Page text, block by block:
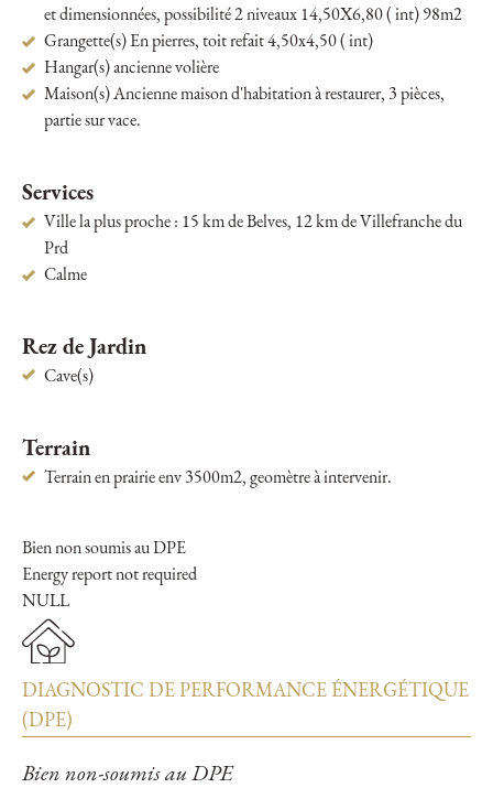
et dimensionnées, possibilité 2 niveaux 14,50X6,80 ( int) 98m2
Grangette(s) En pierres, toit refait 4,50x4,50 ( int)
Hangar(s) ancienne volière
Maison(s) Ancienne maison d'habitation à restaurer, 3 pièces,
partie sur vace.
Services
Ville la plus proche : 15 km de Belves, 12 km de Villefranche du
Prd
Calme
Rez de Jardin
Cave(s)
Terrain
Terrain en prairie env 3500m2, geomètre à intervenir.
Bien non soumis au DPE
Energy report not required
NULL
DIAGNOSTIC DE PERFORMANCE ÉNERGÉTIQUE
(DPE)
Bien non-soumis au DPE